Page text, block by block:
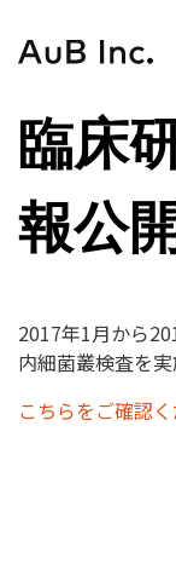
content
臨床
報公開
2017年1月から
内細菌叢検査を
こちらをご確認